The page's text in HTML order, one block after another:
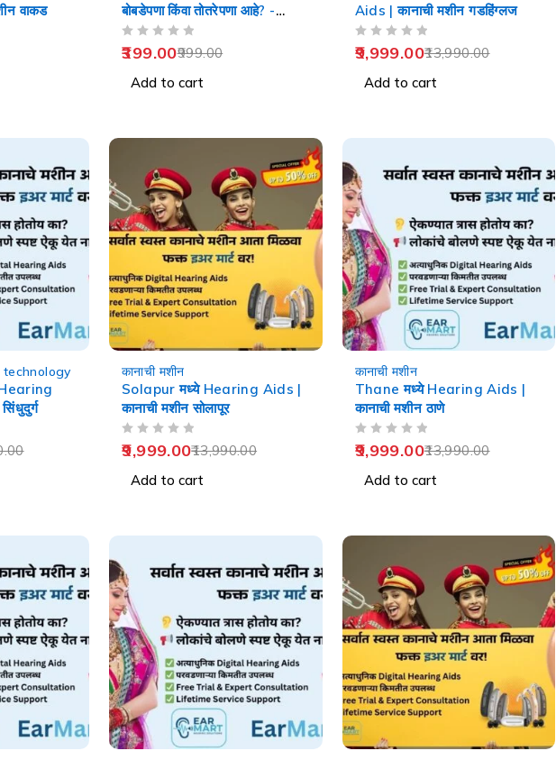
वाकड
बोबडेपणा किंवा तोतरेपणा आहे? -
Speech Therapy
999.00
399.00
Add to cart
Aids | कानाची मशीन गडहिंग्लज
13,990.00
9,999.00
Add to cart
technology कानाची मशीन
Solapur मध्ये Hearing Aids |
कानाची मशीन सोलापूर
13,990.00
9,999.00
Add to cart
कानाची मशीन
Thane मध्ये Hearing Aids |
कानाची मशीन ठाणे
13,990.00
9,999.00
Add to cart